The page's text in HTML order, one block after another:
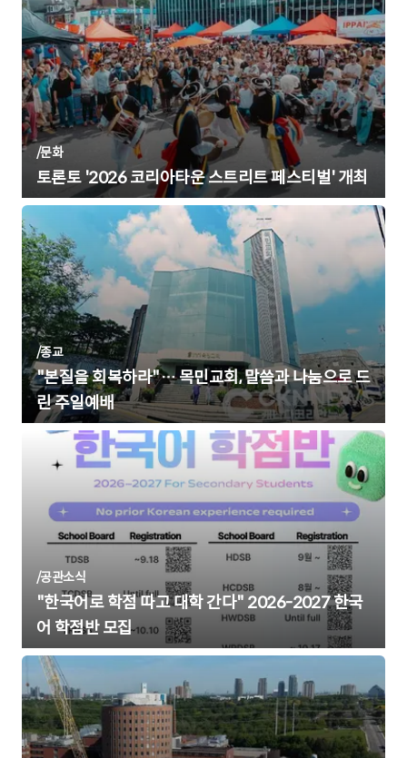
/문화
토론토 '2026 코리아타운 스트리트 페스티벌' 개최
/종교
"본질을 회복하라"… 목민교회, 말씀과 나눔으로 드
린 주일예배
/공관소식
"한국어로 학점 따고 대학 간다" 2026-2027 한국
어 학점반 모집